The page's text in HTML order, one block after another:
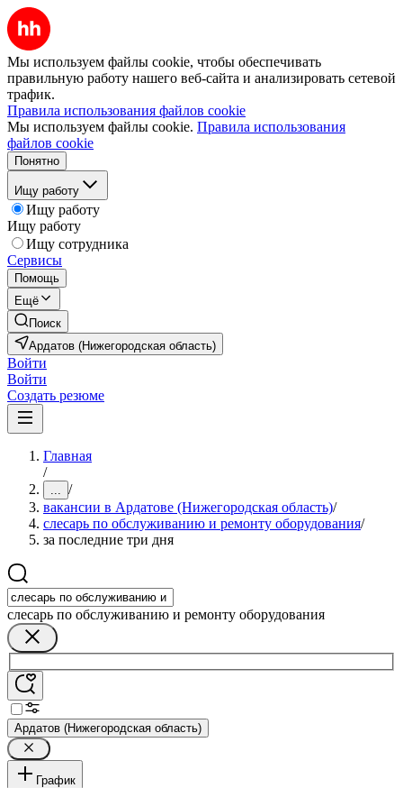
Мы используем файлы cookie, чтобы обеспечивать
правильную работу нашего веб-сайта и анализировать сетевой
трафик.
Правила использования файлов cookie
Мы используем файлы cookie. Правила использования
файлов cookie
Понятно
Ищу работу
Ищу работу
Ищу работу
Ищу сотрудника
Сервисы
Помощь
Ещё
Поиск
Ардатов (Нижегородская область)
Войти
Войти
Создать резюме
Главная
/
... /
вакансии в Ардатове (Нижегородская область)/
слесарь по обслуживанию и ремонту оборудования/
за последние три дня
слесарь по обслуживанию и ремонту оборудования
Ардатов (Нижегородская область)
График